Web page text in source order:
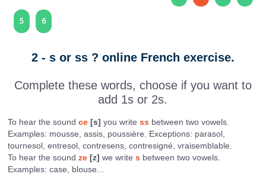
5 6
2 - s or ss ? online French exercise.
Complete these words, choose if you want to
add 1s or 2s.
To hear the soundce [s] you writess between two vowels.
Examples: mousse, assis, poussière. Exceptions: parasol,
tournesol, entresol, contresens, contresigné, vraisemblable.
To hear the soundze [z] we writes between two vowels.
Examples: case, blouse...